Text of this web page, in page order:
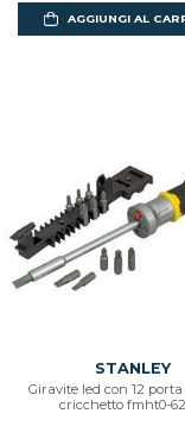
AGGIUNGI AL
STANLEY
Giravite led con 12
cricchetto fmht0-